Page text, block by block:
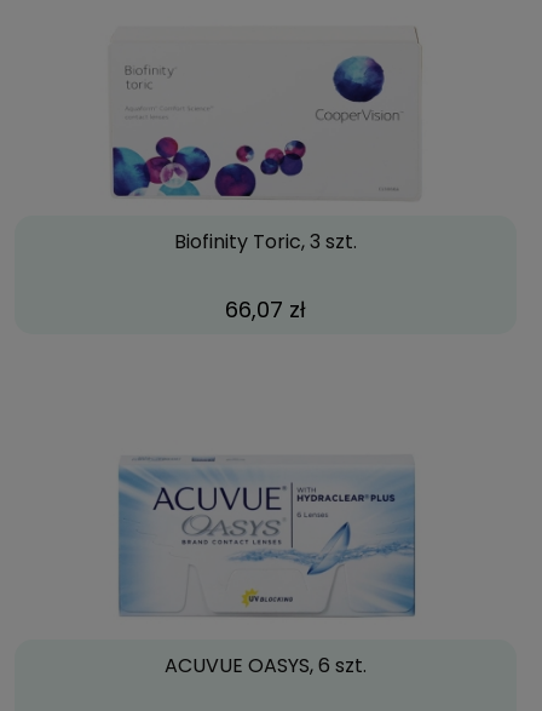
Biofinity Toric, 3 szt.
66,07 zł
ACUVUE OASYS, 6 szt.